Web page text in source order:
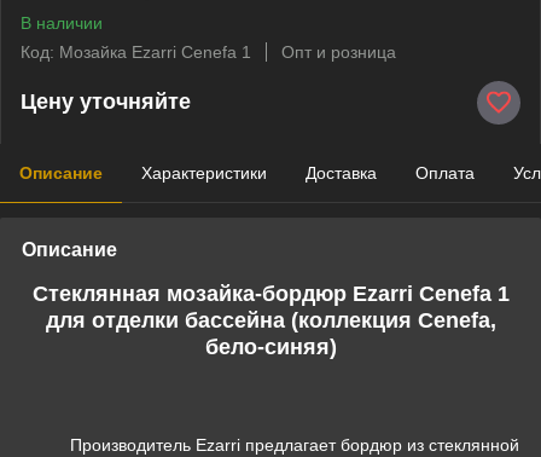
В наличии
Код: Мозайка Ezarri Cenefa 1
Опт и розница
Цену уточняйте
Описание Характеристики Доставка Оплата
Описание
Стеклянная мозайка-бордюр Ezarri Cenefa 1
для отделки бассейна (коллекция Cenefa,
бело-синяя)
Производитель Ezarri предлагает бордюр из стеклянной